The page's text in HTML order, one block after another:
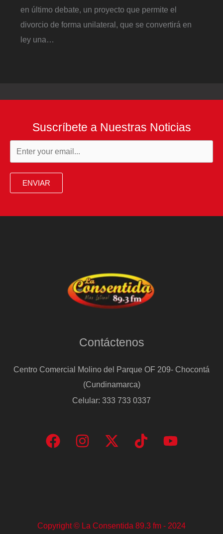
en último debate, un proyecto que permite el
divorcio de forma unilateral, que se convertirá en
ley una…
Suscríbete a Nuestras Noticias
ENVIAR
Contáctenos
Centro Comercial Molino del Parque OF 209- Chocontá
(Cundinamarca)
Celular: 333 733 0337
Copyright © La Consentida 89.3 fm - 2024